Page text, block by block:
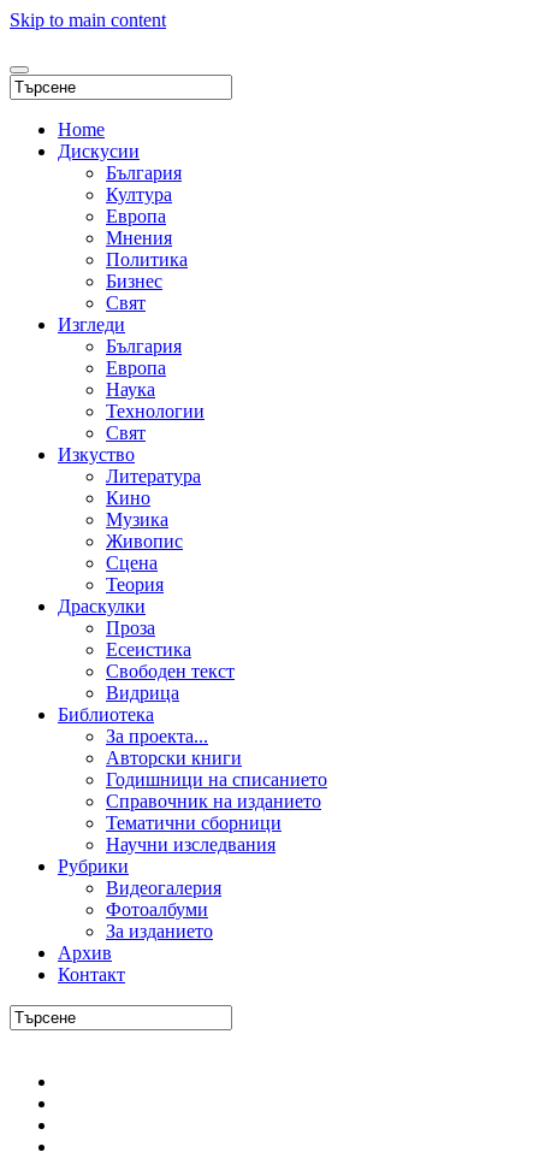
Skip to main content
Home
Дискусии
България
Култура
Европа
Мнения
Политика
Бизнес
Свят
Изгледи
България
Европа
Наука
Технологии
Свят
Изкуство
Литература
Кино
Музика
Живопис
Сцена
Теория
Драскулки
Проза
Есеистика
Свободен текст
Видрица
Библиотека
За проекта...
Авторски книги
Годишници на списанието
Справочник на изданието
Тематични сборници
Научни изследвания
Рубрики
Видеогалерия
Фотоалбуми
За изданието
Архив
Контакт